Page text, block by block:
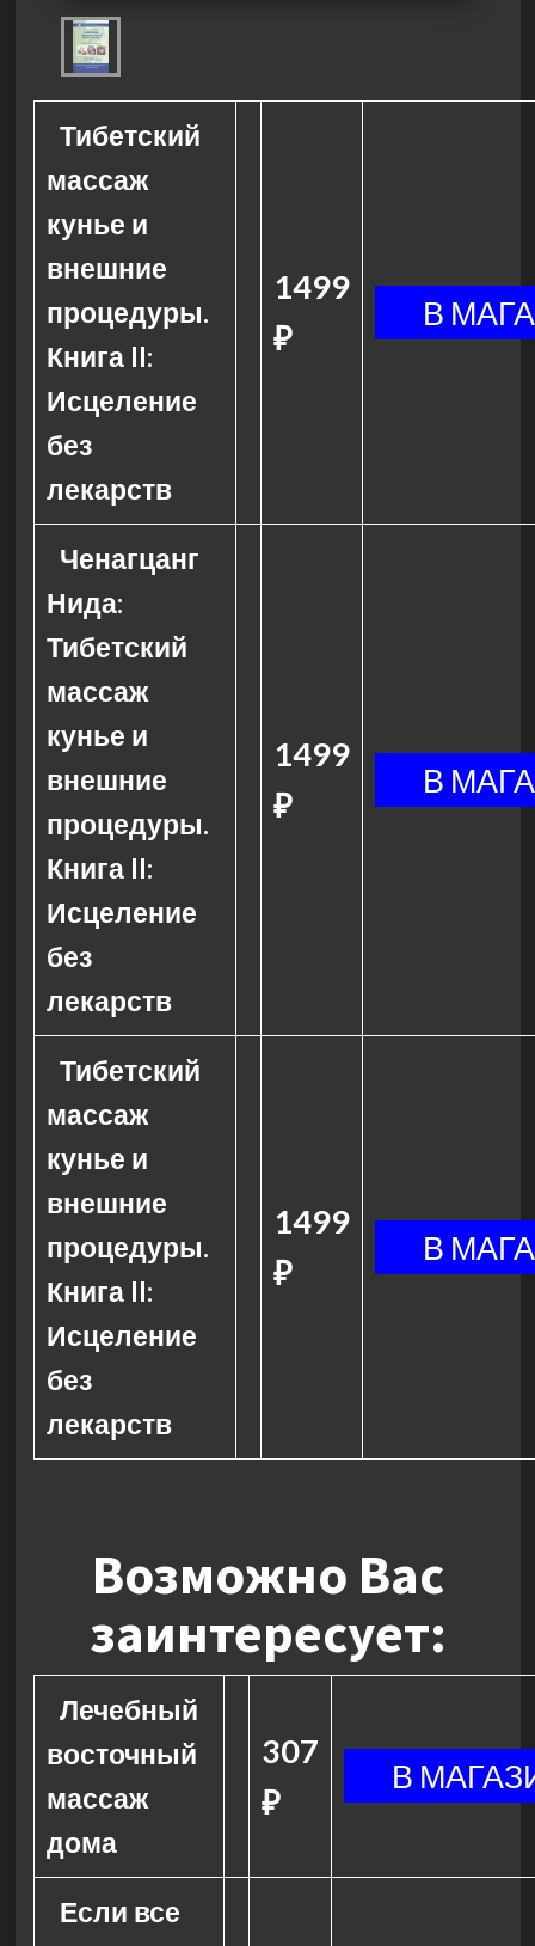
Тибетский
массаж
кунье и
внешние
процедуры.
Книга II:
Исцеление
без
лекарств
1499
₽
Ченагцанг
Нида:
Тибетский
массаж
кунье и
внешние
процедуры.
Книга II:
Исцеление
без
лекарств
1499
₽
Тибетский
массаж
кунье и
внешние
процедуры.
Книга II:
Исцеление
без
лекарств
1499
₽
Возможно Вас
заинтересует:
Лечебный
восточный
массаж
дома
307
₽
Если все